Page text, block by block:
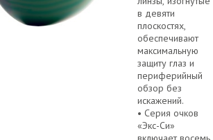
в девяти
плоскостях,
обеспечивают
максимальную
защиту глаз и
периферийный
обзор без
искажений.
• Серия очков
«Экс-Си»